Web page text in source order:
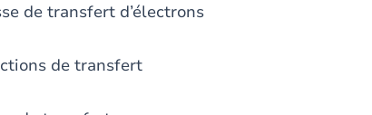
de transfert d’électrons
de transfert